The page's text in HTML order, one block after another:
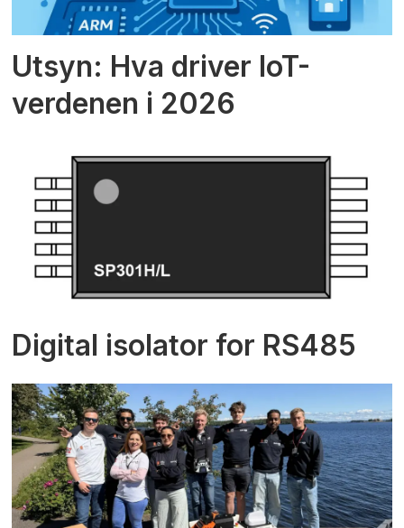
Utsyn: Hva driver IoT-
verdenen i 2026
Digital isolator for RS485